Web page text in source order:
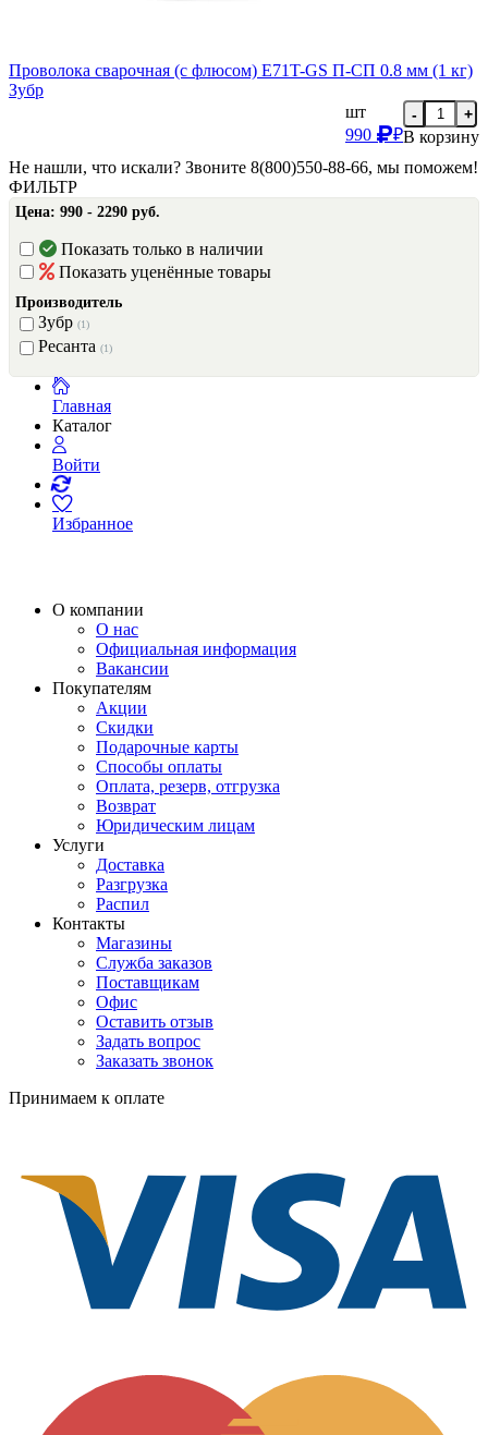
Проволока сварочная (с флюсом) E71T-GS П-СП 0.8 мм (1 кг)
Зубр
шт
990
₽
- +
В корзину
Не нашли, что искали? Звоните 8(800)550-88-66, мы поможем!
ФИЛЬТР
Цена: 990 - 2290 руб.
Показать только в наличии
Показать уценённые товары
Производитель
Зубр (1)
Ресанта (1)
Главная
Каталог
Войти
Избранное
О компании
О нас
Официальная информация
Вакансии
Покупателям
Акции
Скидки
Подарочные карты
Способы оплаты
Оплата, резерв, отгрузка
Возврат
Юридическим лицам
Услуги
Доставка
Разгрузка
Распил
Контакты
Магазины
Служба заказов
Поставщикам
Офис
Оставить отзыв
Задать вопрос
Заказать звонок
Принимаем к оплате